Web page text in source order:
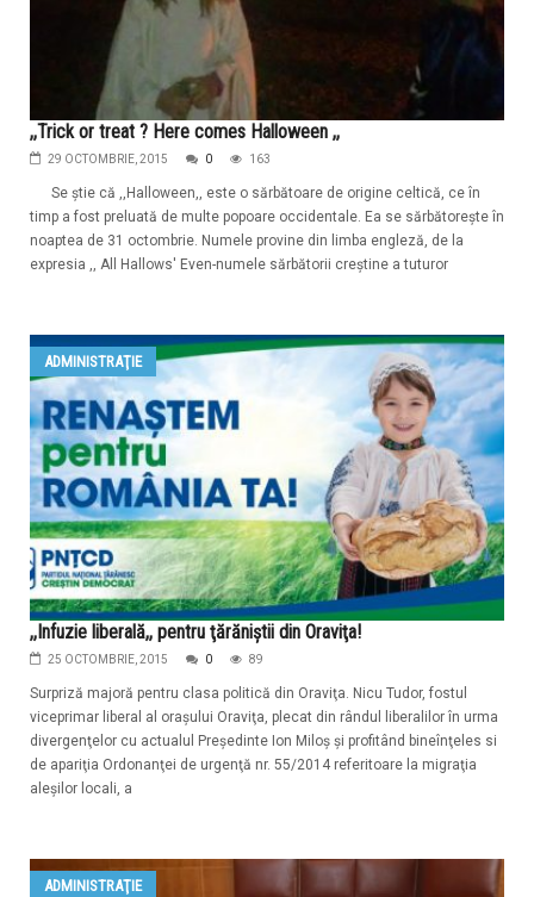
,,Trick or treat ? Here comes Halloween ,,
29 OCTOMBRIE, 2015 0 163
Se ştie că ,,Halloween,, este o sărbătoare de origine celtică, ce în
timp a fost preluată de multe popoare occidentale. Ea se sărbătoreşte în
noaptea de 31 octombrie. Numele provine din limba engleză, de la
expresia ,, All Hallows' Even-numele sărbătorii creştine a tuturor
ADMINISTRAŢIE
,,Infuzie liberală,, pentru ţărăniştii din Oraviţa!
25 OCTOMBRIE, 2015 0 89
Surpriză majoră pentru clasa politică din Oraviţa. Nicu Tudor, fostul
viceprimar liberal al oraşului Oraviţa, plecat din rândul liberalilor în urma
divergenţelor cu actualul Preşedinte Ion Miloș şi profitând bineînţeles si
de apariţia Ordonanţei de urgenţă nr. 55/2014 referitoare la migraţia
aleşilor locali, a
ADMINISTRAŢIE